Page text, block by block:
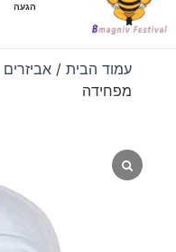
הגעה
עמוד הבית/
מפחידה